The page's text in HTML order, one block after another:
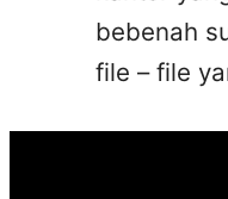
bebenah
file – file